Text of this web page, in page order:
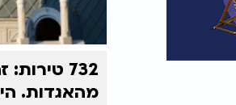
732
מהאגדות.